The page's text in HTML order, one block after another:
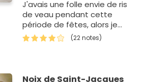
J'avais une folle envie de ris
de veau pendant cette
période de fêtes, alors je
me suis fait plaisir en
réalisant cette recette ultra
(22 notes)
Noix de Saint-Jacques